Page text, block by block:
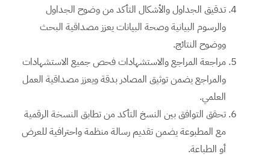
تدقيق الجداول والأشكال التأكد من وضوح الجداول
والرسوم البيانية وصحة البيانات يعزز مصداقية البحث
ووضوح النتائج.
مراجعة المراجع والاستشهادات فحص جميع الاستشهادات
والمراجع يضمن توثيق المصادر بدقة ويعزز مصداقية العمل
العلمي.
تحقق التوافق بين النسخ التأكد من تطابق النسخة الرقمية
مع المطبوعة يضمن تقديم رسالة منظمة واحترافية للعرض
أو الطباعة.